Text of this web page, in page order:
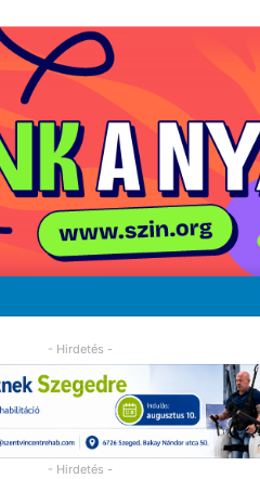
- Hirdetés -
- Hirdetés -